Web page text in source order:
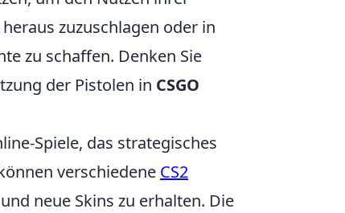
zuzuschlagen oder in
zu schaffen. Denken Sie
der Pistolen in CSGO
Spiele, das strategisches
verschiedene CS2
neue Skins zu erhalten. Die